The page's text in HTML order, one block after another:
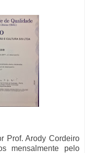
Prof. Arody Cordeiro
mensalmente pelo